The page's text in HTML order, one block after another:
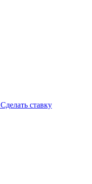
Сделать ставку